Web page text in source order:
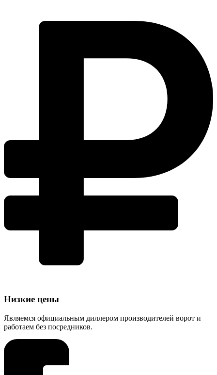
Низкие цены
Являемся официальным диллером производителей ворот и
работаем без посредников.